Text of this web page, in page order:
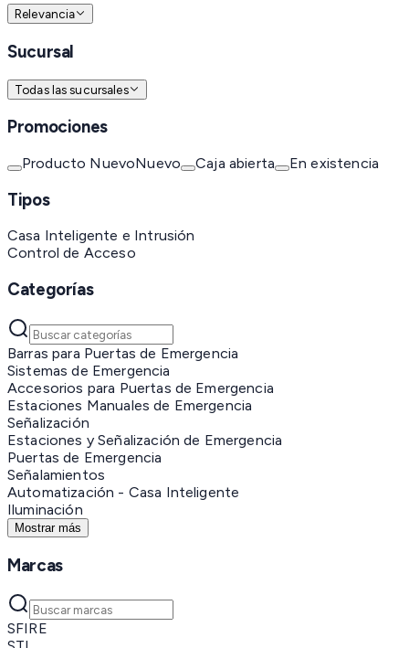
Relevancia
Sucursal
Todas las sucursales
Promociones
Producto NuevoNuevo Caja abierta En existencia
Tipos
Casa Inteligente e Intrusión
Control de Acceso
Categorías
Barras para Puertas de Emergencia
Sistemas de Emergencia
Accesorios para Puertas de Emergencia
Estaciones Manuales de Emergencia
Señalización
Estaciones y Señalización de Emergencia
Puertas de Emergencia
Señalamientos
Automatización - Casa Inteligente
Iluminación
Mostrar más
Marcas
SFIRE